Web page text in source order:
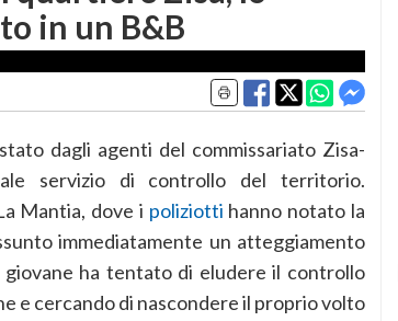
in un B&B
dagli agenti del commissariato Zisa-
servizio di controllo del territorio.
Mantia, dove i poliziotti hanno notato la
immediatamente un atteggiamento
ha tentato di eludere il controllo
e cercando di nascondere il proprio volto